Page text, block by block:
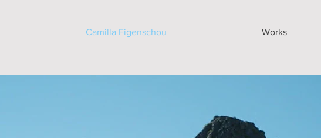
Camilla Figenschou Works